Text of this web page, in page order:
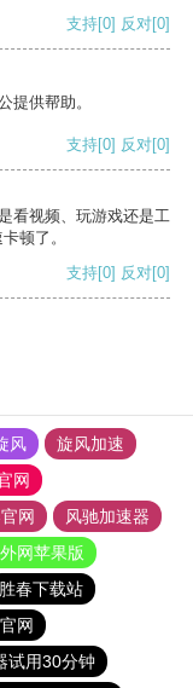
支持[0] 反对[0]
提供帮助。
支持[0] 反对[0]
看视频、玩游戏还是工
顿了。
支持[0] 反对[0]
风
旋风加速
网
网
风驰加速器
网苹果版
胜春下载站
网
试用30分钟